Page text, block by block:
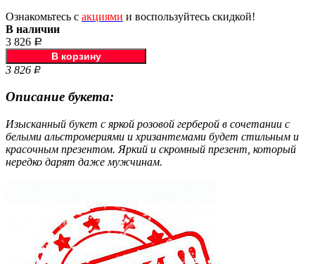
Ознакомьтесь с акциями и воспользуйтесь скидкой!
В наличии
3 826 Р
3 826 Р
Описание букета:
Изысканный букет с яркой розовой герберой в сочетании с
белыми альстромериями и хризантемами будет стильным и
красочным презентом. Яркий и скромный презент, который
нередко дарят даже мужчинам.